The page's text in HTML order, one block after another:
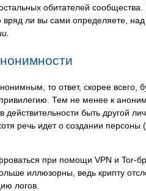
обитателей
ли вы сами определяете, над
то ответ, скорее всего,
Тем не менее к
быть другой
речь идет о создании персоны
при помощи VPN и Tor-
иллюзорны, ведь крипту
логов.